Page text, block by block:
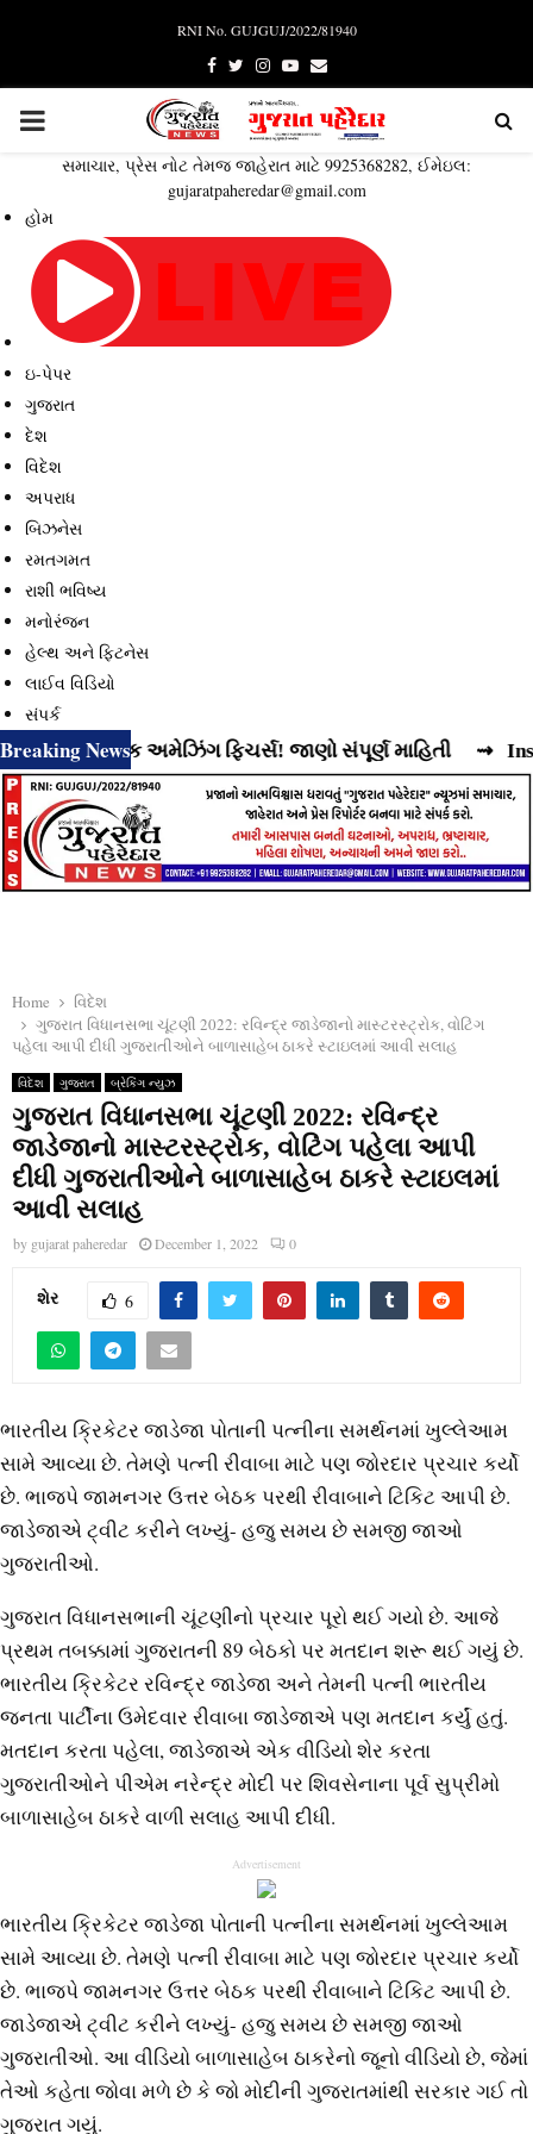
RNI No. GUJGUJ/2022/81940
Facebook
TwitterInstagram
YoutubeEmail
PRIMARY
MENU
સમાચાર, પ્રેસ નોટ તેમજ જાહેરાત માટે 9925368282, ઈમેઇલ:
gujaratpaheredar@gmail.com
હોમ
ઇ-પેપર
ગુજરાત
દેશ
વિદેશ
અપરાધ
બિઝનેસ
રમતગમત
રાશી ભવિષ્ય
મનોરંજન
હેલ્થ અને ફિટનેસ
લાઈવ વિડિયો
સંપર્ક
Breaking News
વધુ એક અમેઝિંગ ફિચર્સ! જાણો સંપૂર્ણ માહિતી ⇝
Home
વિદેશ
ગુજરાત વિધાનસભા ચૂંટણી 2022: રવિન્દ્ર જાડેજાનો માસ્ટરસ્ટ્રોક, વોટિંગ
પહેલા આપી દીધી ગુજરાતીઓને બાળાસાહેબ ઠાકરે સ્ટાઇલમાં આવી સલાહ
વિદેશ ગુજરાત બ્રેકિંગ ન્યુઝ
ગુજરાત વિધાનસભા ચૂંટણી 2022: રવિન્દ્ર
જાડેજાનો માસ્ટરસ્ટ્રોક, વોટિંગ પહેલા આપી
દીધી ગુજરાતીઓને બાળાસાહેબ ઠાકરે સ્ટાઇલમાં
આવી સલાહ
by gujarat paheredar December 1, 2022 0
શેર 6
ભારતીય ક્રિકેટર જાડેજા પોતાની પત્નીના સમર્થનમાં ખુલ્લેઆમ
સામે આવ્યા છે. તેમણે પત્ની રીવાબા માટે પણ જોરદાર પ્રચાર કર્યો
છે. ભાજપે જામનગર ઉત્તર બેઠક પરથી રીવાબાને ટિકિટ આપી છે.
જાડેજાએ ટ્વીટ કરીને લખ્યું- હજુ સમય છે સમજી જાઓ
ગુજરાતીઓ.
ગુજરાત વિધાનસભાની ચૂંટણીનો પ્રચાર પૂરો થઈ ગયો છે. આજે
પ્રથમ તબક્કામાં ગુજરાતની 89 બેઠકો પર મતદાન શરૂ થઈ ગયું છે.
ભારતીય ક્રિકેટર રવિન્દ્ર જાડેજા અને તેમની પત્ની ભારતીય
જનતા પાર્ટીના ઉમેદવાર રીવાબા જાડેજાએ પણ મતદાન કર્યું હતું.
મતદાન કરતા પહેલા, જાડેજાએ એક વીડિયો શેર કરતા
ગુજરાતીઓને પીએમ નરેન્દ્ર મોદી પર શિવસેનાના પૂર્વ સુપ્રીમો
બાળાસાહેબ ઠાકરે વાળી સલાહ આપી દીધી.
Advertisement
ભારતીય ક્રિકેટર જાડેજા પોતાની પત્નીના સમર્થનમાં ખુલ્લેઆમ
સામે આવ્યા છે. તેમણે પત્ની રીવાબા માટે પણ જોરદાર પ્રચાર કર્યો
છે. ભાજપે જામનગર ઉત્તર બેઠક પરથી રીવાબાને ટિકિટ આપી છે.
જાડેજાએ ટ્વીટ કરીને લખ્યું- હજુ સમય છે સમજી જાઓ
ગુજરાતીઓ. આ વીડિયો બાળાસાહેબ ઠાકરેનો જૂનો વીડિયો છે, જેમાં
તેઓ કહેતા જોવા મળે છે કે જો મોદીની ગુજરાતમાંથી સરકાર ગઈ તો
ગુજરાત ગયું.